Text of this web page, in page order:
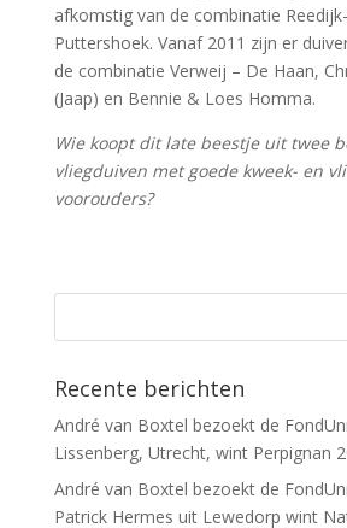
afkomstig van de combinatie
Puttershoek. Vanaf 2011 zijn er
de combinatie Verweij – De Haan,
(Jaap) en Bennie & Loes Homma.
Wie koopt dit late beestje uit twee
vliegduiven met goede kweek- en
voorouders?
Recente berichten
André van Boxtel bezoekt de
Lissenberg, Utrecht, wint Perpignan
André van Boxtel bezoekt de
Patrick Hermes uit Lewedorp wint